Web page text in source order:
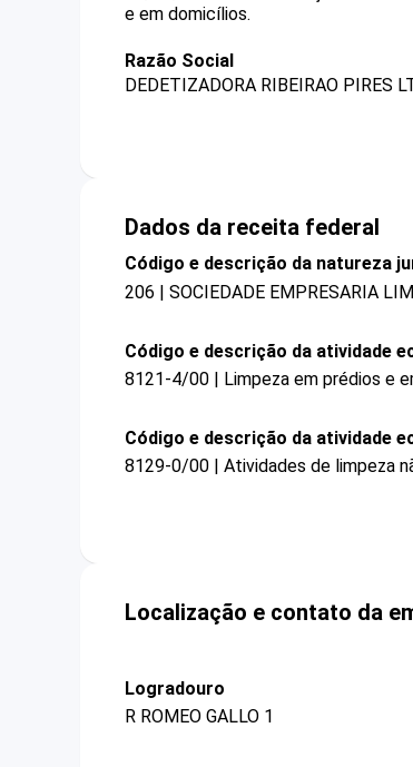
e em domicílios.
Razão Social
DEDETIZADORA RIBEIRAO PIRES
Dados da receita federal
Código e descrição da natureza
206 | SOCIEDADE EMPRESARIA
Código e descrição da atividade
8121-4/00 | Limpeza em prédios e
Código e descrição da atividade
8129-0/00 | Atividades de limpeza
Localização e contato da
Logradouro
R ROMEO GALLO 1